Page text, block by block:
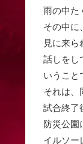
雨の中た
その中に
見に来ら
話しをし
いうこと
それは、
試合終了
防災公園
イルソー